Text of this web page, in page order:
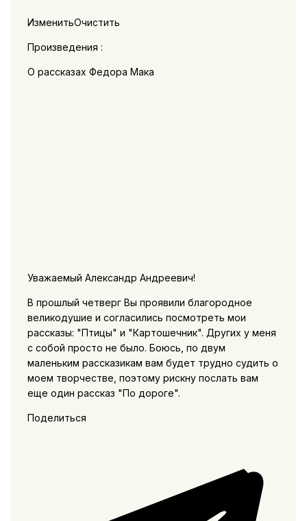
ИзменитьОчистить
Произведения :
О рассказах Федора Мака
Уважаемый Александр Андреевич!
В прошлый четверг Вы проявили благородное
великодушие и согласились посмотреть мои
рассказы: "Птицы" и "Картошечник". Других у меня
с собой просто не было. Боюсь, по двум
маленьким рассказикам вам будет трудно судить о
моем творчестве, поэтому рискну послать вам
еще один рассказ "По дороге".
Поделиться